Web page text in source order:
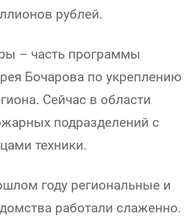
рублей.
– часть программы
Бочарова по укреплению
Сейчас в области
подразделений с
техники.
году региональные и
работали слаженно.